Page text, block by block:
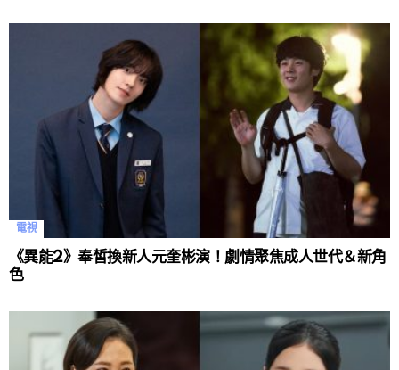
電視
《異能2》奉皙換新人元奎彬演！劇情聚焦成人世代＆新角
色